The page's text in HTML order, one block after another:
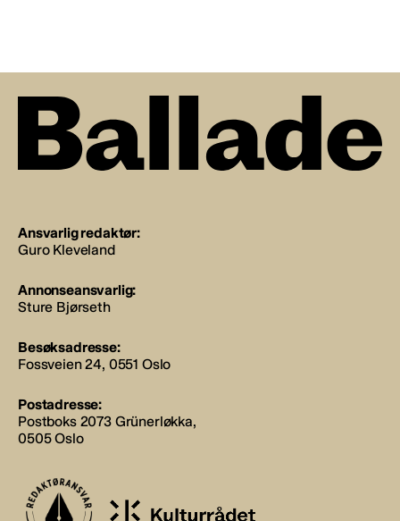
Ansvarlig redaktør:
Guro Kleveland
Annonseansvarlig:
Sture Bjørseth
Besøksadresse:
Fossveien 24, 0551 Oslo
Postadresse:
Postboks 2073 Grünerløkka,
0505 Oslo